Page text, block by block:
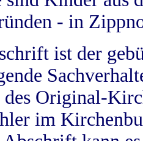
- in
ist der
Original-
im